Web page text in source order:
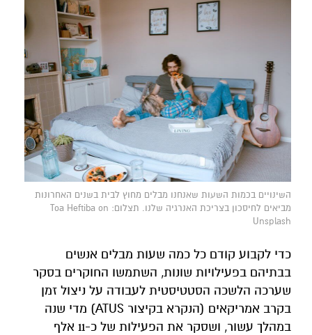
השינויים בכמות השעות שאנחנו מבלים מחוץ לבית בשנים האחרונות
מביאים לחיסכון בצריכת האנרגיה שלנו. תצלום: Toa Heftiba on
Unsplash
כדי לקבוע קודם כל כמה שעות מבלים אנשים
בבתיהם בפעילויות שונות, השתמשו החוקרים בסקר
שערכה הלשכה הסטטיסטית לעבודה על ניצול זמן
בקרב אמריקאים (הנקרא בקיצור ATUS) מדי שנה
במהלך עשור, ושסקר את הפעילות של כ-11 אלף